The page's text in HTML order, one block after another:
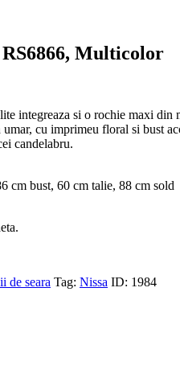
RS6866, Multicolor
integreaza si o rochie maxi
cu imprimeu floral si bust
candelabru.
cm bust, 60 cm talie, 88 cm sold
de seara Tag: Nissa ID: 1984